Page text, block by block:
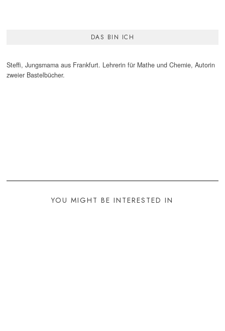
DAS BIN ICH
Steffi, Jungsmama aus Frankfurt. Lehrerin für Mathe und Chemie, Autorin
zweier Bastelbücher.
YOU MIGHT BE INTERESTED IN